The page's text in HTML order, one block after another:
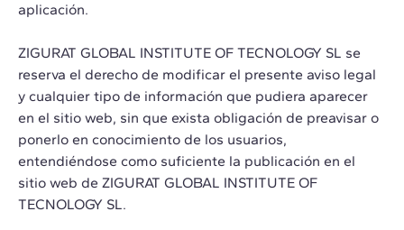
aplicación.
ZIGURAT GLOBAL INSTITUTE OF TECNOLOGY SL se
reserva el derecho de modificar el presente aviso legal
y cualquier tipo de información que pudiera aparecer
en el sitio web, sin que exista obligación de preavisar o
ponerlo en conocimiento de los usuarios,
entendiéndose como suficiente la publicación en el
sitio web de ZIGURAT GLOBAL INSTITUTE OF
TECNOLOGY SL.